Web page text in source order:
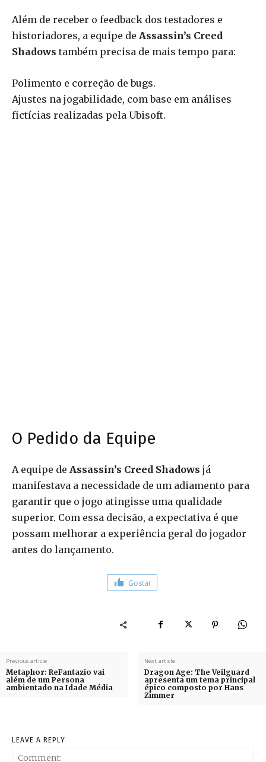
Além de receber o feedback dos testadores e
historiadores, a equipe de Assassin’s Creed
Shadows também precisa de mais tempo para:
Polimento e correção de bugs.
Ajustes na jogabilidade, com base em análises
fictícias realizadas pela Ubisoft.
O Pedido da Equipe
A equipe de Assassin’s Creed Shadows já
manifestava a necessidade de um adiamento para
garantir que o jogo atingisse uma qualidade
superior. Com essa decisão, a expectativa é que
possam melhorar a experiência geral do jogador
antes do lançamento.
Gostar
Previous article
Metaphor: ReFantazio vai
além de um Persona
ambientado na Idade Média
Next article
Dragon Age: The Veilguard
apresenta um tema principal
épico composto por Hans
Zimmer
LEAVE A REPLY